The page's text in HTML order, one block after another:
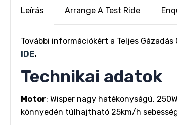
Leírás Arrange A Test Ride
További információkért a Teljes Gázadás
IDE.
Technikai adatok
Motor: Wisper nagy hatékonyságú,
könnyedén túlhajtható 25km/h